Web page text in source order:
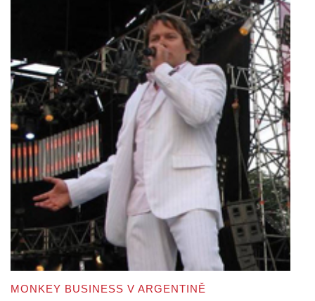
MONKEY BUSINESS V ARGENTINĚ